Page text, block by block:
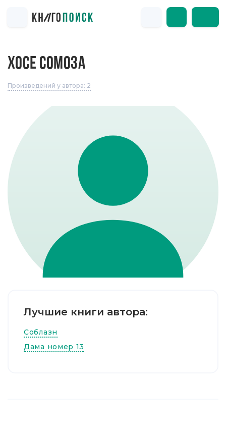
ХОСЕ СОМОЗА
Произведений у автора: 2
Лучшие книги автора:
Соблазн
Дама номер 13